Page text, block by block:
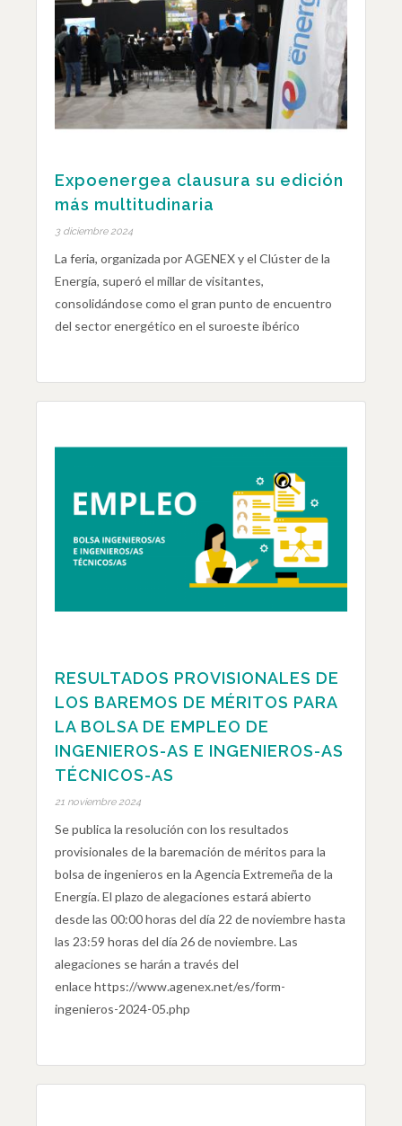
Expoenergea clausura su edición
más multitudinaria
3 diciembre 2024
La feria, organizada por AGENEX y el Clúster de la
Energía, superó el millar de visitantes,
consolidándose como el gran punto de encuentro
del sector energético en el suroeste ibérico
RESULTADOS PROVISIONALES DE
LOS BAREMOS DE MÉRITOS PARA
LA BOLSA DE EMPLEO DE
INGENIEROS-AS E INGENIEROS-AS
TÉCNICOS-AS
21 noviembre 2024
Se publica la resolución con los resultados
provisionales de la baremación de méritos para la
bolsa de ingenieros en la Agencia Extremeña de la
Energía. El plazo de alegaciones estará abierto
desde las 00:00 horas del día 22 de noviembre hasta
las 23:59 horas del día 26 de noviembre. Las
alegaciones se harán a través del
enlace https://www.agenex.net/es/form-
ingenieros-2024-05.php